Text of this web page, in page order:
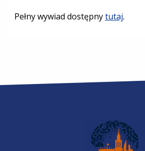
Pełny wywiad dostępnytutaj.